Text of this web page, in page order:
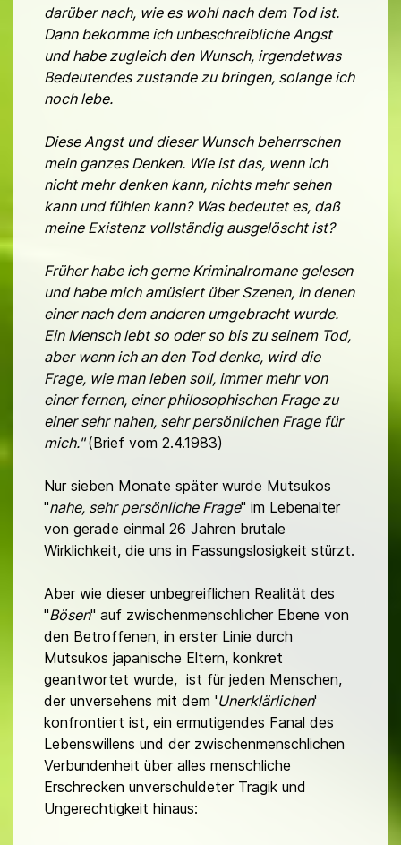
darüber nach, wie es wohl nach dem Tod ist.
Dann bekomme ich unbeschreibliche Angst
und habe zugleich den Wunsch, irgendetwas
Bedeutendes zustande zu bringen, solange ich
noch lebe.
Diese Angst und dieser Wunsch beherrschen
mein ganzes Denken. Wie ist das, wenn ich
nicht mehr denken kann, nichts mehr sehen
kann und fühlen kann? Was bedeutet es, daß
meine Existenz vollständig ausgelöscht ist?
Früher habe ich gerne Kriminalromane gelesen
und habe mich amüsiert über Szenen, in denen
einer nach dem anderen umgebracht wurde.
Ein Mensch lebt so oder so bis zu seinem Tod,
aber wenn ich an den Tod denke, wird die
Frage, wie man leben soll, immer mehr von
einer fernen, einer philosophischen Frage zu
einer sehr nahen, sehr persönlichen Frage für
mich."(Brief vom 2.4.1983)
Nur sieben Monate später wurde Mutsukos
"nahe, sehr persönliche Frage" im Lebenalter
von gerade einmal 26 Jahren brutale
Wirklichkeit, die uns in Fassungslosigkeit stürzt.
Aber wie dieser unbegreiflichen Realität des
"Bösen" auf zwischenmenschlicher Ebene von
den Betroffenen, in erster Linie durch
Mutsukos japanische Eltern, konkret
geantwortet wurde, ist für jeden Menschen,
der unversehens mit dem 'Unerklärlichen'
konfrontiert ist, ein ermutigendes Fanal des
Lebenswillens und der zwischenmenschlichen
Verbundenheit über alles menschliche
Erschrecken unverschuldeter Tragik und
Ungerechtigkeit hinaus: